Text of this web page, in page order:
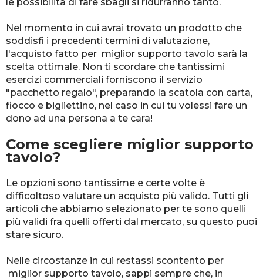
Nel momento in cui avrai trovato un prodotto che
soddisfi i precedenti termini di valutazione,
l'acquisto fatto per miglior supporto tavolo sarà la
scelta ottimale. Non ti scordare che tantissimi
esercizi commerciali forniscono il servizio
"pacchetto regalo", preparando la scatola con carta,
fiocco e bigliettino, nel caso in cui tu volessi fare un
dono ad una persona a te cara!
Come scegliere miglior supporto
tavolo?
Le opzioni sono tantissime e certe volte è
difficoltoso valutare un acquisto più valido. Tutti gli
articoli che abbiamo selezionato per te sono quelli
più validi fra quelli offerti dal mercato, su questo puoi
stare sicuro.
Nelle circostanze in cui restassi scontento per
miglior supporto tavolo, sappi sempre che, in